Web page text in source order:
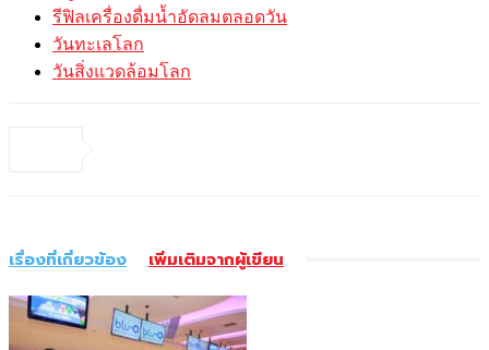
รีฟิลเครื่องดื่มน้ำอัดลมตลอดวัน
วันทะเลโลก
วันสิ่งแวดล้อมโลก
เรื่องที่เกี่ยวข้อง เพิ่มเติมจากผู้เขียน